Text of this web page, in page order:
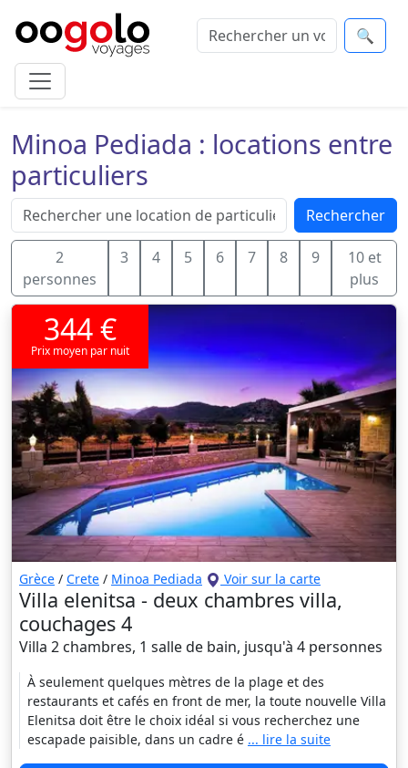
🔍
Minoa Pediada : locations entre
particuliers
Rechercher
2
personnes
3 4 5 6 7 8 9
10 et
plus
344 €
Prix moyen par nuit
Grèce / Crete / Minoa Pediada Voir sur la carte
Villa elenitsa - deux chambres villa,
couchages 4
Villa 2 chambres, 1 salle de bain, jusqu'à 4 personnes
À seulement quelques mètres de la plage et des
restaurants et cafés en front de mer, la toute nouvelle Villa
Elenitsa doit être le choix idéal si vous recherchez une
escapade paisible, dans un cadre é ... lire la suite